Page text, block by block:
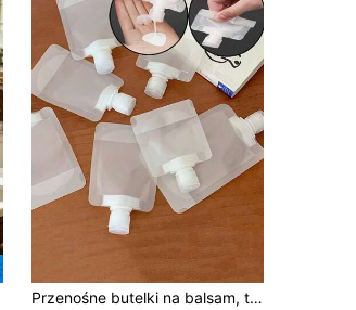
Przenośne butelki na balsam, torby do przechowywania płynnych kosmetyków, wodoodporne i szczelne saszetki do wyciskania, niezbędnik podróżny na lato, plażę, wakacje i powrót do szkoły